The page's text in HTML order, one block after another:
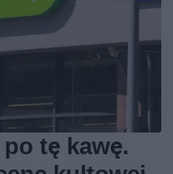
tę kawę.